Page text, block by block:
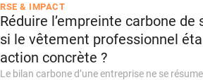
RSE & IMPACT
Réduire l’empreinte carbone de
si le vêtement professionnel
action concrète ?
Le bilan carbone d’une entreprise ne se